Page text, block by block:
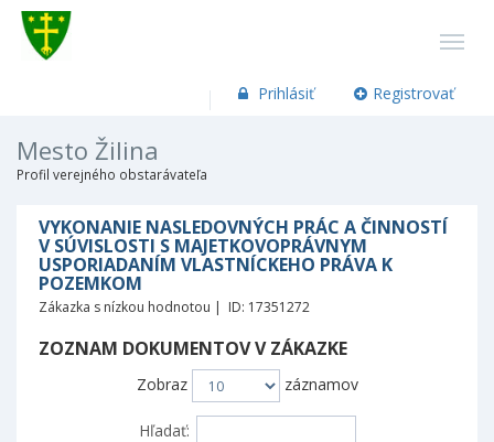
Prihlásiť Registrovať
Mesto Žilina
Profil verejného obstarávateľa
VYKONANIE NASLEDOVNÝCH PRÁC A ČINNOSTÍ
V SÚVISLOSTI S MAJETKOVOPRÁVNYM
USPORIADANÍM VLASTNÍCKEHO PRÁVA K
POZEMKOM
Zákazka s nízkou hodnotou | ID: 17351272
ZOZNAM DOKUMENTOV V ZÁKAZKE
Zobraz záznamov
Hľadať: